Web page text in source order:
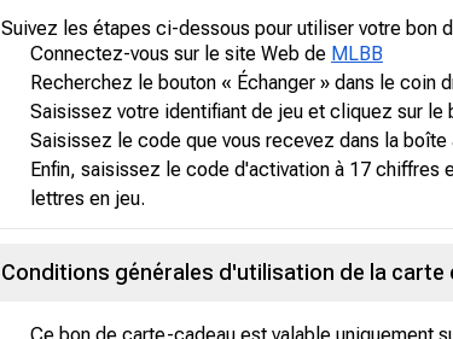
Suivez les étapes ci-dessous pour utiliser votre bon
Connectez-vous sur le site Web de MLBB
Recherchez le bouton « Échanger » dans le coin
Saisissez votre identifiant de jeu et cliquez sur le
Saisissez le code que vous recevez dans la boîte
Enfin, saisissez le code d'activation à 17 chiffres
lettres en jeu.
Conditions générales d'utilisation de la carte